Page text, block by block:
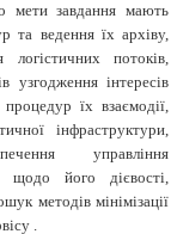
мети завдання мають
та ведення їх архіву,
логістичних потоків,
узгодження інтересів
їх взаємодії,
інфраструктури,
управління
щодо його дієвості,
методів мінімізації
.